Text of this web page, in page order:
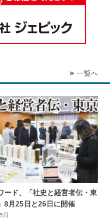
一覧へ
ード、「社史と経営者伝・東
8月25日と26日に開催
日